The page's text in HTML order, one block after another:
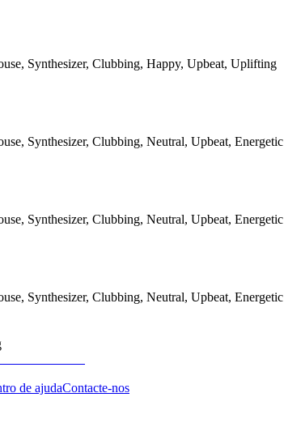
Synthesizer, Clubbing, Happy, Upbeat, Uplifting
Synthesizer, Clubbing, Neutral, Upbeat, Energetic
Synthesizer, Clubbing, Neutral, Upbeat, Energetic
Synthesizer, Clubbing, Neutral, Upbeat, Energetic
de ajudaContacte-nos